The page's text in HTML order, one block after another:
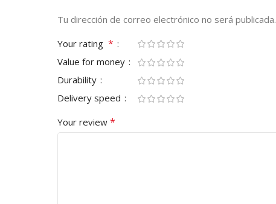
Tu dirección de correo electrónico no será publicada.
Your rating *
Value for money
Durability
Delivery speed
Your review *